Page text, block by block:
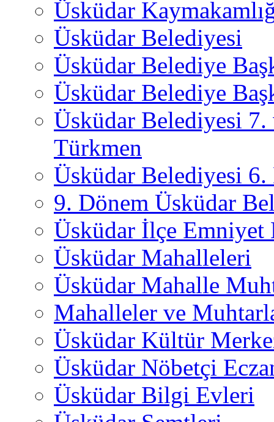
Üsküdar
Üsküdar Belediyesi
Üsküdar Belediye
Üsküdar Belediye
Üsküdar Belediyesi
Türkmen
Üsküdar Belediyesi 6.
9. Dönem Üsküdar
Üsküdar İlçe
Üsküdar Mahalleleri
Üsküdar Mahalle
Mahalleler ve
Üsküdar Kültür
Üsküdar Nöbetçi
Üsküdar Bilgi Evleri